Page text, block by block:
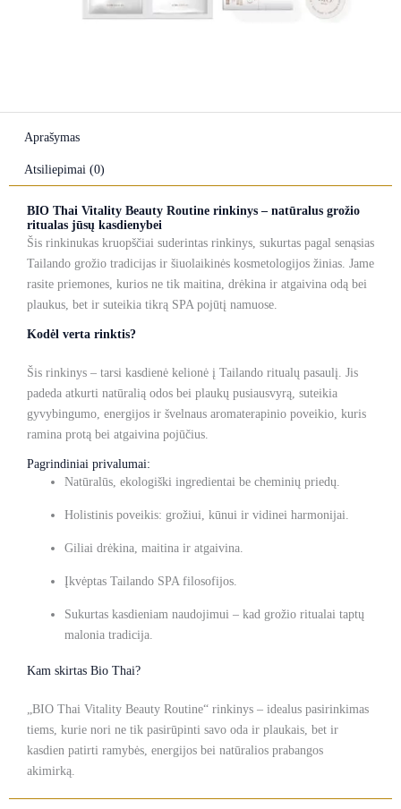
Aprašymas
Atsiliepimai (0)
BIO Thai Vitality Beauty Routine rinkinys – natūralus grožio
ritualas jūsų kasdienybei
Šis rinkinukas kruopščiai suderintas rinkinys, sukurtas pagal senąsias
Tailando grožio tradicijas ir šiuolaikinės kosmetologijos žinias. Jame
rasite priemones, kurios ne tik maitina, drėkina ir atgaivina odą bei
plaukus, bet ir suteikia tikrą SPA pojūtį namuose.
Kodėl verta rinktis?
Šis rinkinys – tarsi kasdienė kelionė į Tailando ritualų pasaulį. Jis
padeda atkurti natūralią odos bei plaukų pusiausvyrą, suteikia
gyvybingumo, energijos ir švelnaus aromaterapinio poveikio, kuris
ramina protą bei atgaivina pojūčius.
Pagrindiniai privalumai:
Natūralūs, ekologiški ingredientai be cheminių priedų.
Holistinis poveikis: grožiui, kūnui ir vidinei harmonijai.
Giliai drėkina, maitina ir atgaivina.
Įkvėptas Tailando SPA filosofijos.
Sukurtas kasdieniam naudojimui – kad grožio ritualai taptų
malonia tradicija.
Kam skirtas Bio Thai?
„BIO Thai Vitality Beauty Routine“ rinkinys – idealus pasirinkimas
tiems, kurie nori ne tik pasirūpinti savo oda ir plaukais, bet ir
kasdien patirti ramybės, energijos bei natūralios prabangos
akimirką.